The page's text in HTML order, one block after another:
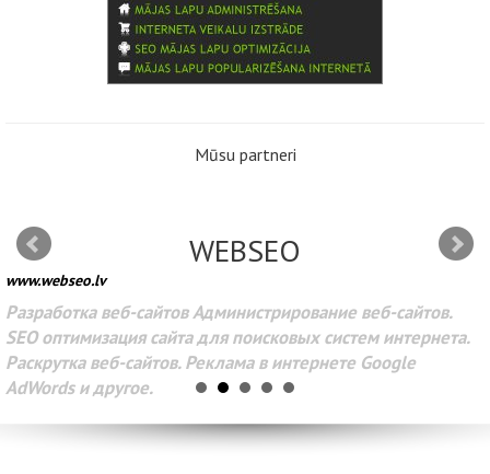
Mūsu partneri
WEBSEO
www.webseo.lv
Разработка веб-сайтов Администрирование веб-сайтов.
SEO оптимизация сайта для поисковых систем интернета.
Раскрутка веб-сайтов. Реклама в интернете Google
AdWords и другое.